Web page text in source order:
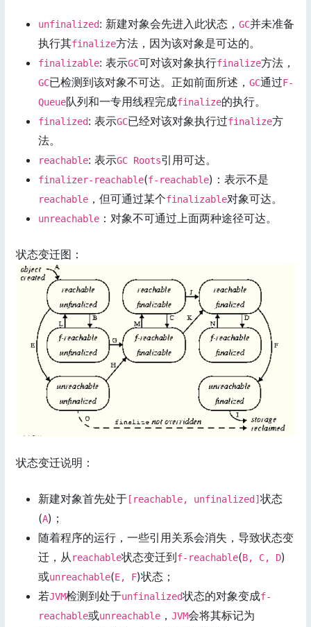
unfinalized: 新建对象会先进入此状态， GC并未准备
执行其finalize方法，因为该对象是可达的。
finalizable: 表示GC可对该对象执行finalize方法，
GC已检测到该对象不可达。正如前面所述， GC通过F-
Queue队列和一专用线程完成finalize的执行。
finalized: 表示GC已经对该对象执行过finalize方
法。
reachable: 表示GC Roots引用可达。
finalizer-reachable(f-reachable)：表示不是
reachable ，但可通过某个finalizable对象可达。
unreachable ：对象不可通过上面两种途径可达。
状态变迁图：
状态变迁说明：
新建对象首先处于 [reachable, unfinalized] 状态
(A)；
随着程序的运行，一些引用关系会消失，导致状态变
迁，从reachable状态变迁到f-reachable(B, C, D)
或unreachable(E, F)状态；
若JVM检测到处于unfinalized状态的对象变成f-
reachable或unreachable ， JVM会将其标记为